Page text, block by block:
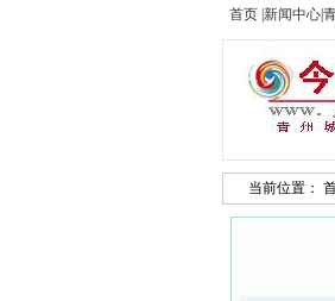
首页 新闻中心
当前位置：